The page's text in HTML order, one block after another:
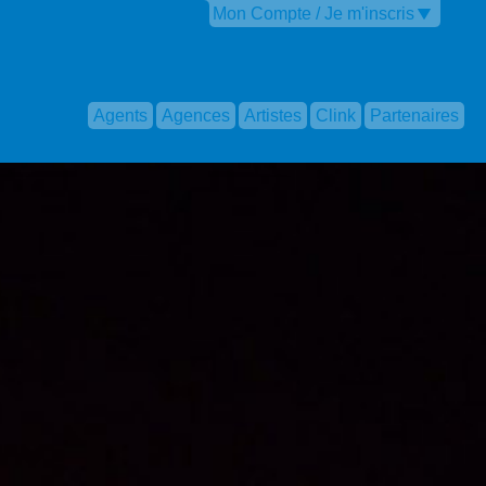
Mon Compte / Je m'inscris
Agents Agences Artistes Clink Partenaires